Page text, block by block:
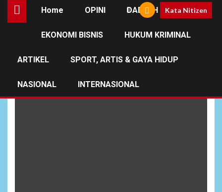
Home OPINI DAERAH
EKONOMI BISNIS HUKUM KRIMINAL
ARTIKEL SPORT, ARTIS & GAYA HIDUP
NASIONAL INTERNASIONAL
Kata Nitizen